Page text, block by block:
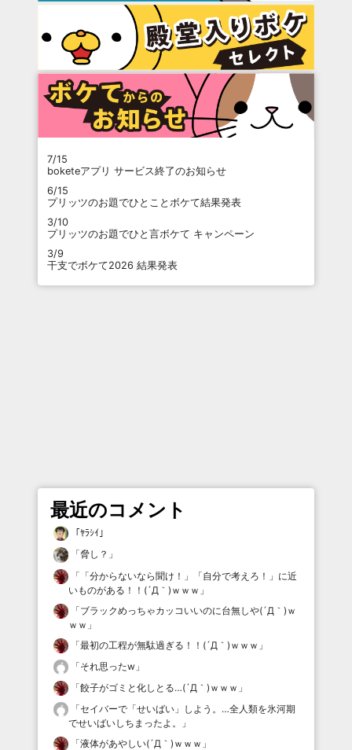
7/15
boketeアプリ サービス終了のお知らせ
6/15
プリッツのお題でひとことボケて結果発表
3/10
プリッツのお題でひと言ボケて キャンペーン
3/9
干支でボケて2026 結果発表
最近のコメント
「ﾔﾗｼｲ 」
「脅し？ 」
「 「分からないなら聞け！」「自分で考えろ！」に近
いものがある！！(´Д｀)ｗｗｗ 」
「ブラックめっちゃカッコいいのに台無しや(´Д｀)ｗ
ｗｗ 」
「最初の工程が無駄過ぎる！！(´Д｀)ｗｗｗ 」
「それ思ったw 」
「餃子がゴミと化しとる…(´Д｀)ｗｗｗ 」
「セイバーで「せいばい」しよう。…全人類を氷河期
でせいばいしちまったよ。
」
「液体があやしい(´Д｀)ｗｗｗ 」